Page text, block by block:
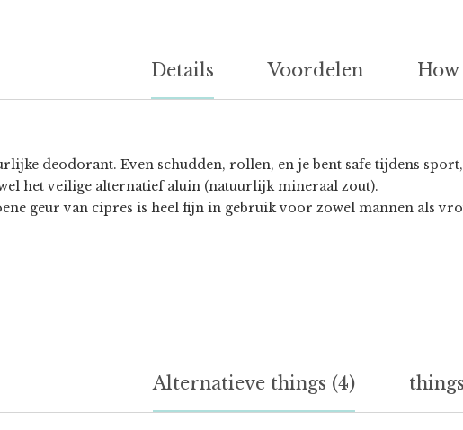
Details Voordelen
deodorant. Even schudden, rollen, en je bent safe tijdens sport,
het veilige alternatief aluin (natuurlijk mineraal zout).
geur van cipres is heel fijn in gebruik voor zowel mannen als
Alternatieve things (4)